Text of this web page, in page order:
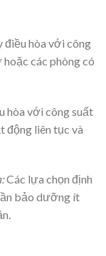
điều hòa với công
các phòng có
hòa với công suất
động liên tục và
Các lựa chọn định
bảo dưỡng ít